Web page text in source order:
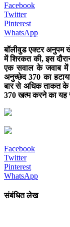
Facebook
Twitter
Pinterest
WhatsApp
बॉलीवुड एक्टर अनुपम
में शिरकत की, इस
एक सवाल के जवाब में
अनुच्छेद 370 का
बार से अधिक ताकत
370 खत्म करने का यह
Facebook
Twitter
Pinterest
WhatsApp
संबंधित लेख